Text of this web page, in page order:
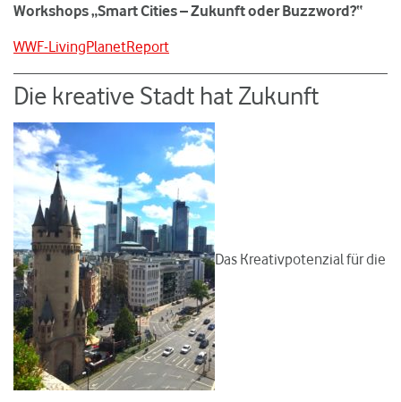
Workshops „Smart Cities – Zukunft oder Buzzword?“
WWF-LivingPlanetReport
Die kreative Stadt hat Zukunft
Das Kreativpotenzial für die